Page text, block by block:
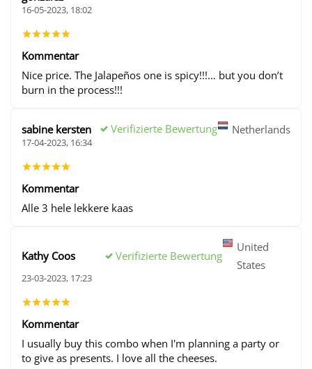
16-05-2023, 18:02
Kommentar
Nice price. The Jalapeños one is spicy!!!… but you don’t
burn in the process!!!
sabine kersten Verifizierte Bewertung Netherlands
17-04-2023, 16:34
Kommentar
Alle 3 hele lekkere kaas
Kathy Coos Verifizierte Bewertung
United
States
23-03-2023, 17:23
Kommentar
I usually buy this combo when I'm planning a party or
to give as presents. I love all the cheeses.